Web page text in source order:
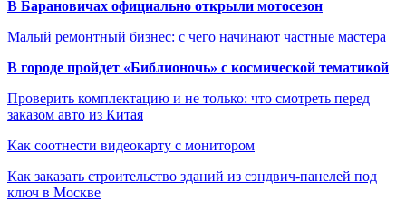
В Барановичах официально открыли мотосезон
Малый ремонтный бизнес: с чего начинают частные мастера
В городе пройдет «Библионочь» с космической тематикой
Проверить комплектацию и не только: что смотреть перед
заказом авто из Китая
Как соотнести видеокарту с монитором
Как заказать строительство зданий из сэндвич-панелей под
ключ в Москве